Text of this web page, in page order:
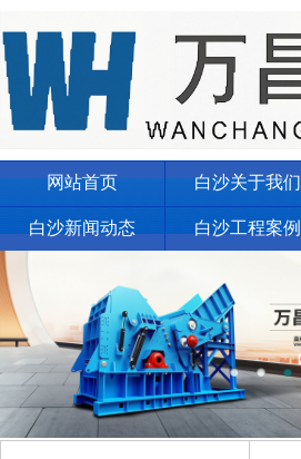
网站首页 白沙关于我们
白沙新闻动态 白沙工程案例